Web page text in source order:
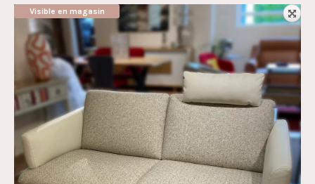
AUBAINE !
Visible en magasin